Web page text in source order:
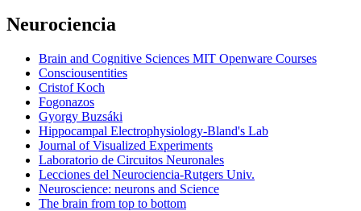
Neurociencia
Brain and Cognitive Sciences MIT Openware Courses
Consciousentities
Cristof Koch
Fogonazos
Gyorgy Buzsáki
Hippocampal Electrophysiology-Bland's Lab
Journal of Visualized Experiments
Laboratorio de Circuitos Neuronales
Lecciones del Neurociencia-Rutgers Univ.
Neuroscience: neurons and Science
The brain from top to bottom